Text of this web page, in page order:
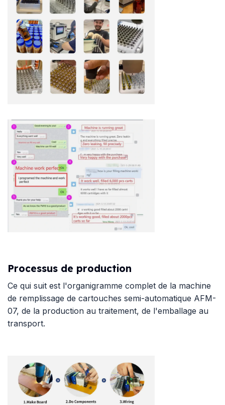
Processus de production
Ce qui suit est l'organigramme complet de la machine
de remplissage de cartouches semi-automatique AFM-
07, de la production au traitement, de l'emballage au
transport.